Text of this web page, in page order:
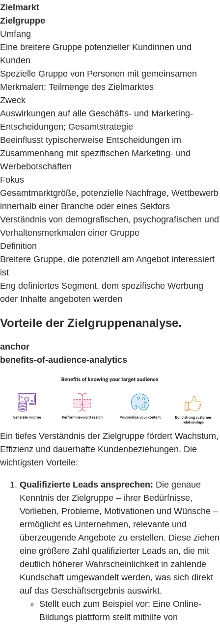
Zielmarkt
Zielgruppe
Umfang
Eine breitere Gruppe potenzieller Kundinnen und
Kunden
Spezielle Gruppe von Personen mit gemeinsamen
Merkmalen; Teilmenge des Zielmarktes
Zweck
Auswirkungen auf alle Geschäfts- und Marketing-
Entscheidungen; Gesamtstrategie
Beeinflusst typischerweise Entscheidungen im
Zusammenhang mit spezifischen Marketing- und
Werbebotschaften
Fokus
Gesamtmarktgröße, potenzielle Nachfrage, Wettbewerb
innerhalb einer Branche oder eines Sektors
Verständnis von demografischen, psychografischen und
Verhaltensmerkmalen einer Gruppe
Definition
Breitere Gruppe, die potenziell am Angebot interessiert
ist
Eng definiertes Segment, dem spezifische Werbung
oder Inhalte angeboten werden
Vorteile der Zielgruppenanalyse.
anchor
benefits-of-audience-analytics
Ein tiefes Verständnis der Zielgruppe fördert Wachstum,
Effizienz und dauerhafte Kundenbeziehungen. Die
wichtigsten Vorteile:
Qualifizierte Leads ansprechen: Die genaue
Kenntnis der Zielgruppe – ihrer Bedürfnisse,
Vorlieben, Probleme, Motivationen und Wünsche –
ermöglicht es Unternehmen, relevante und
überzeugende Angebote zu erstellen. Diese ziehen
eine größere Zahl qualifizierter Leads an, die mit
deutlich höherer Wahrscheinlichkeit in zahlende
Kundschaft umgewandelt werden, was sich direkt
auf das Geschäftsergebnis auswirkt.
Stellt euch zum Beispiel vor: Eine Online-
Bildungs plattform stellt mithilfe von